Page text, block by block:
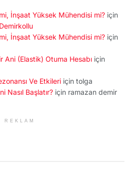
İnşaat Yüksek Mühendisi mi? için
İnşaat Yüksek Mühendisi mi? için
Ani (Elastik) Otuma Hesabı için
Ve Etkileri için tolga
Nasıl Başlatır? için ramazan demir
REKLAM